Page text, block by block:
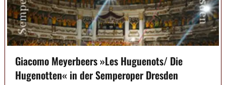
Giacomo Meyerbeers »Les Huguenots/ Die
Hugenotten« in der Semperoper Dresden